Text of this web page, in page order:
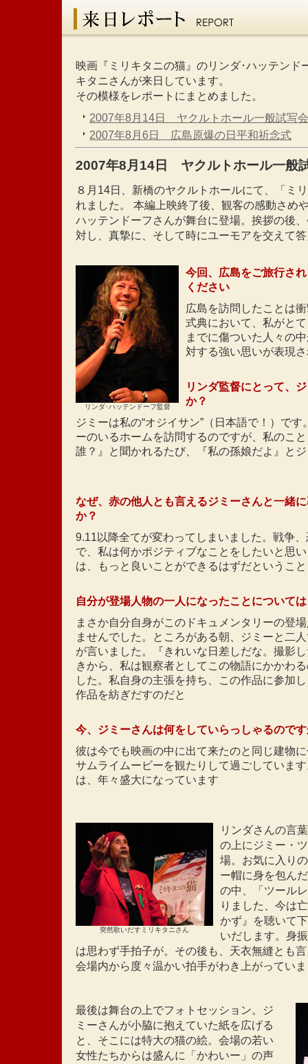
映画『ミリキタニの猫』のリンダ･ハッテンド
キタニさんが来日しています。
その模様をレポートにまとめました。
2007年8月14日 ヤクルトホール一般試写会
2007年8月6日 広島原爆の日平和祈念式
2007年8月14日 ヤクルトホール一般
８月14日、新橋のヤクルトホールにて、「ミ
れました。 本編上映終了後、観客の感動さめ
ハッテンドーフさんが舞台に登場。挨拶の後
対し、真摯に、そして時にユーモアを交えて
リンダ･ハッテンドーフ監督
今回、広島をご旅行さ
ください
広島を訪問したことは
式典において、私がと
までに傷ついた人々の
対する強い思いが表現
リンダ監督にとって、
か？
ジミーは私の“オジイサン”（日本語で！）で
ーのいるホームを訪問するのですが、私のこ
誰？』と聞かれるたび、『私の孫娘だよ』と
なぜ、赤の他人とも言えるジミーさんと一緒
か？
9.11以降全てが変わってしまいました。戦争
で、私は何かポジティブなことをしたいと思
は、もっと良いことができるはずだというこ
自分が登場人物の一人になったことについて
まさか自分自身がこのドキュメンタリーの登
ませんでした。ところがある朝、ジミーと二
が言いました。『きれいな日差しだな。撮影
きから、私は観察者としてこの物語にかかわ
した。私自身の主張を持ち、この作品に参加
作品を紡ぎだすのだと
今、ジミーさんは何をしていらっしゃるので
彼は今でも映画の中に出て来たのと同じ建物
サムライムービーを観たりして過ごしていま
は、年々盛大になっています
突然歌いだすミリキタニさん
リンダさんの言
の上にジミー・
場。お気に入り
ー帽に身を包ん
の中、「ツール
りました、今は
かず』を聴いて
いだします。身
は思わず手拍子が。その後も、天衣無縫とも
会場内から度々温かい拍手がわき上がってい
最後は舞台の上でフォトセッション。ジ
ミーさんが小脇に抱えていた紙を広げる
と、そこには特大の猫の絵。会場の若い
女性たちからは盛んに「かわいー」の声